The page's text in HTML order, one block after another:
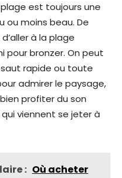
est toujours une
ou moins beau. De
à la plage
pour bronzer. On peut
rapide ou toute
admirer le paysage,
profiter du son
viennent se jeter à
: Où acheter